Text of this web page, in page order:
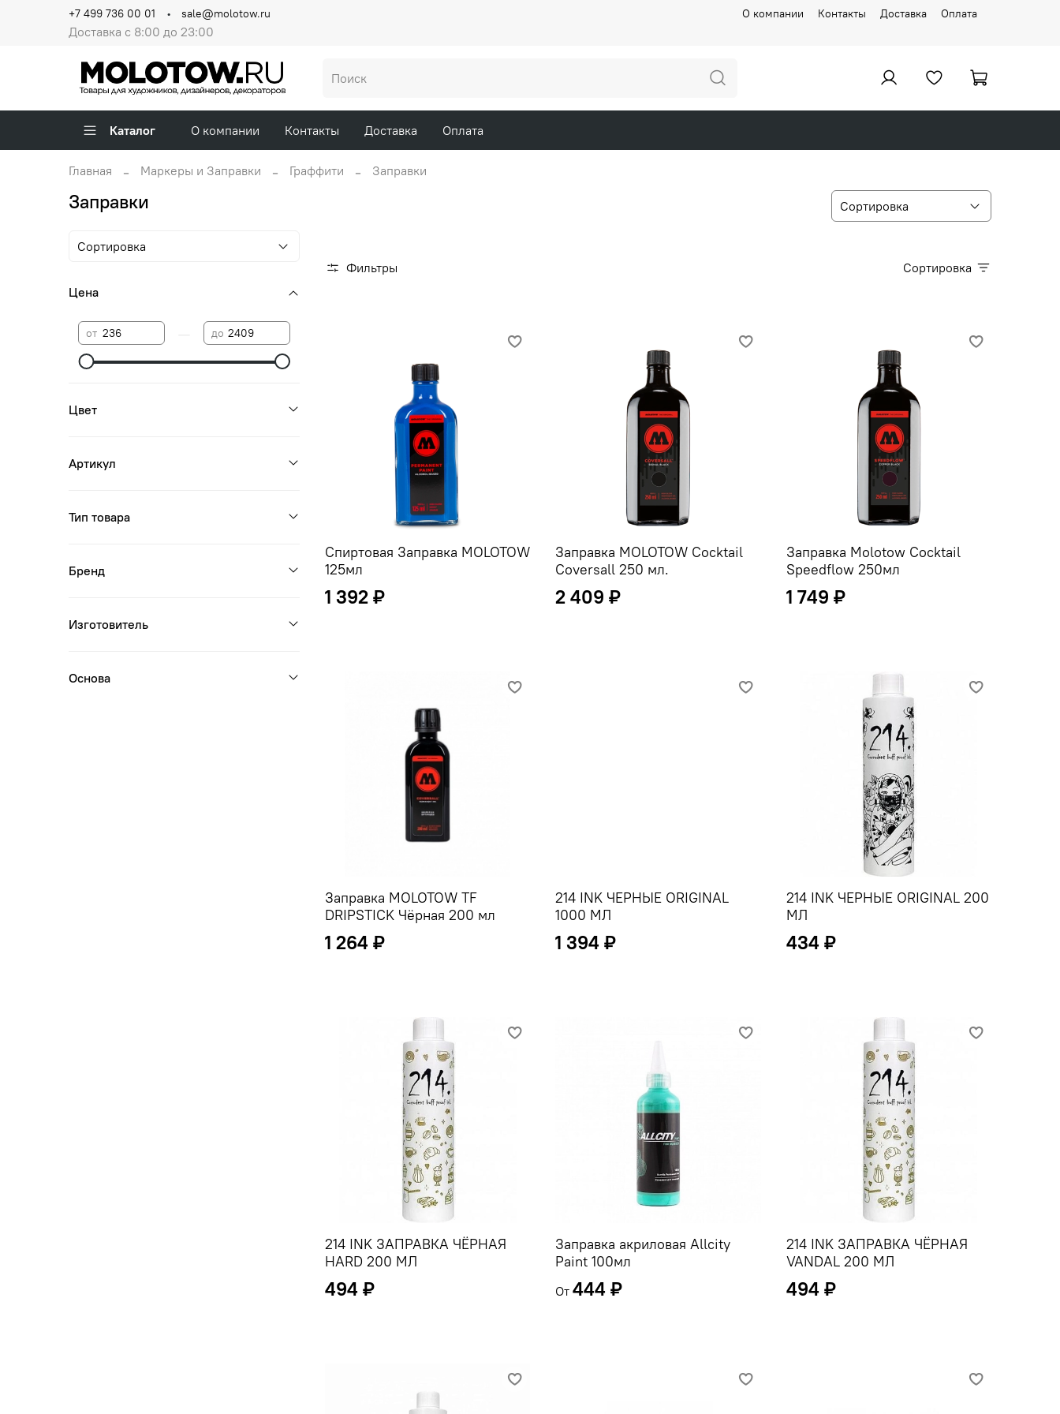
О компании Контакты Доставка Оплата
Доставка с 8:00 до 23:00
+7 499 736 00 01 sale@molotow.ru
Каталог О компании Контакты Доставка Оплата
Главная Маркеры и Заправки Граффити Заправки
Заправки
Фильтры Сортировка
Спиртовая Заправка MOLOTOW
125мл
1 392 ₽
Заправка MOLOTOW Cocktail
Coversall 250 мл.
2 409 ₽
Заправка Molotow Cocktail
Speedflow 250мл
1 749 ₽
Заправка MOLOTOW TF
DRIPSTICK Чёрная 200 мл
1 264 ₽
214 INK ЧЕРНЫЕ ORIGINAL
1000 МЛ
1 394 ₽
214 INK ЧЕРНЫЕ ORIGINAL 200
МЛ
434 ₽
214 INK ЗАПРАВКА ЧЁРНАЯ
HARD 200 МЛ
494 ₽
Заправка акриловая Allcity
Paint 100мл
От 444 ₽
214 INK ЗАПРАВКА ЧЁРНАЯ
VANDAL 200 МЛ
494 ₽
Цена
от до
Цвет
Артикул
Тип товара
Бренд
Изготовитель
Основа